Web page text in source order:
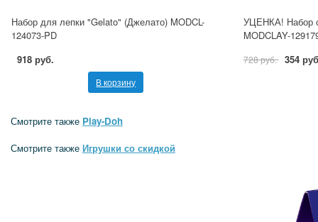
Набор для лепки "Gelato" (Джелато) MODCL-
124073-PD
918 руб.
В корзину
УЦЕНКА! Набор
MODCLAY-
728 руб. 354
Смотрите также Play-Doh
Смотрите также Игрушки со скидкой